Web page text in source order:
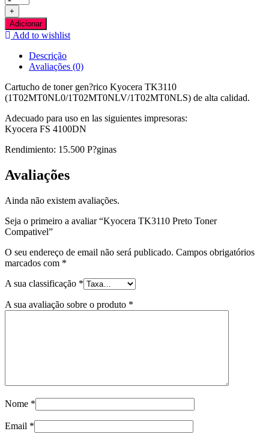
de
Kyocera
TK3110
Preto
Compativel
+
Adicionar
Add to wishlist
Descrição
Avaliações (0)
Cartucho de toner gen?rico Kyocera TK3110
(1T02MT0NL0/1T02MT0NLV/1T02MT0NLS) de alta calidad.
Adecuado para uso en las siguientes impresoras:
Kyocera FS 4100DN
Rendimiento: 15.500 P?ginas
Avaliações
Ainda não existem avaliações.
Seja o primeiro a avaliar “Kyocera TK3110 Preto Toner
Compativel”
O seu endereço de email não será publicado. Campos obrigatórios
marcados com *
A sua classificação *
A sua avaliação sobre o produto *
Nome *
Email *